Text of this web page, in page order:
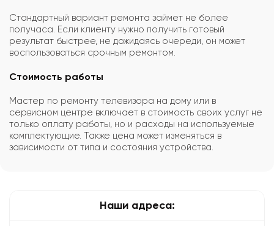
Стандартный вариант ремонта займет не более
получаса. Если клиенту нужно получить готовый
результат быстрее, не дожидаясь очереди, он может
воспользоваться срочным ремонтом.
Стоимость работы
Мастер по ремонту телевизора на дому или в
сервисном центре включает в стоимость своих услуг не
только оплату работы, но и расходы на используемые
комплектующие. Также цена может изменяться в
зависимости от типа и состояния устройства.
Наши адреса: